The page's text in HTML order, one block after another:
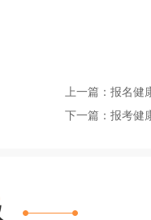
上一篇：报名健
下一篇：报考健